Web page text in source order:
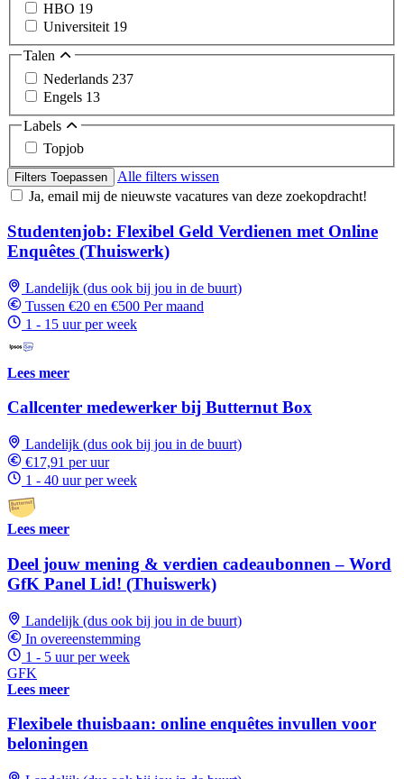
HBO 19
Universiteit 19
Talen
Nederlands 237
Engels 13
Labels
Topjob
Filters Toepassen
Alle filters wissen
Ja, email mij de nieuwste vacatures van deze zoekopdracht!
Studentenjob: Flexibel Geld Verdienen met Online
Enquêtes (Thuiswerk)
Landelijk (dus ook bij jou in de buurt)
Tussen €20 en €500 Per maand
1 - 15 uur per week
Lees meer
Callcenter medewerker bij Butternut Box
Landelijk (dus ook bij jou in de buurt)
€17,91 per uur
1 - 40 uur per week
Lees meer
Deel jouw mening & verdien cadeaubonnen – Word
GfK Panel Lid! (Thuiswerk)
Landelijk (dus ook bij jou in de buurt)
In overeenstemming
1 - 5 uur per week
GFK
Lees meer
Flexibele thuisbaan: online enquêtes invullen voor
beloningen